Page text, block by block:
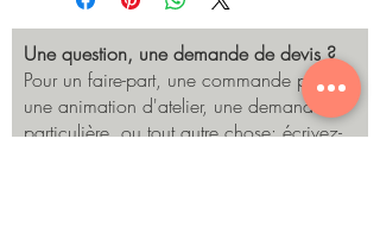
Une question, une demande de devis ?
Pour un faire-part, une commande pro,
une animation d'atelier, une demande
particulière, ou tout autre chose: écrivez-